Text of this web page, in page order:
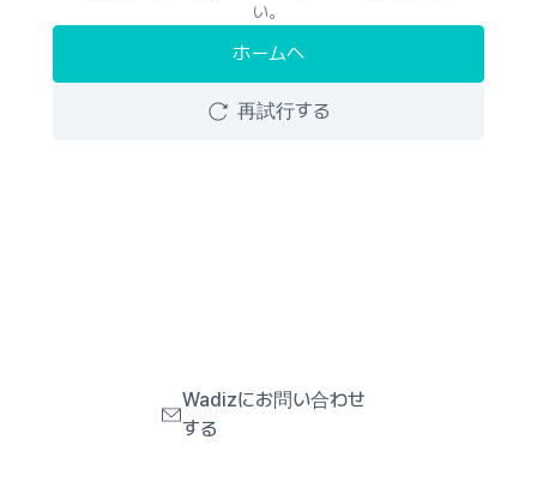
い。
ホームへ
再試行する
Wadizにお問い合わせ
する